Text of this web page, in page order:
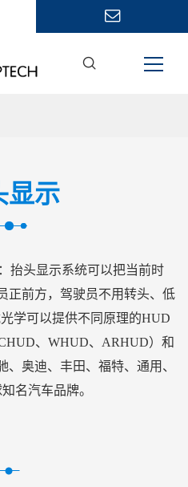
显示
抬头显示系统可以把当前时
正前方，驾驶员不用转头、低
学可以提供不同原理的HUD
、WHUD、ARHUD）和
奥迪、丰田、福特、通用、
名汽车品牌。